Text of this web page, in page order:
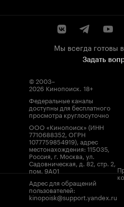
Мы всегда готовы
Задать
© 2003–
2026 Кинопоиск. 18+
Федеральные каналы
доступны для бесплатного
просмотра круглосуточно
ООО «Кинопоиск» (ИНН
7710688352, ОГРН
1077759854919), адрес
местонахождения: 115035,
Россия, г. Москва, ул.
Садовническая, д. 82, стр. 2,
пом. 9А01
Адрес для обращений
пользователей:
kinopoisk@support.yandex.ru